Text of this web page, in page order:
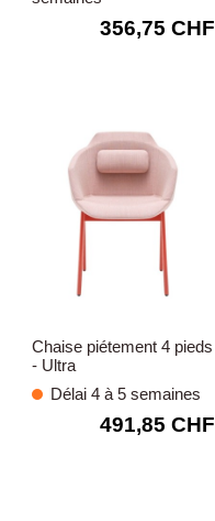
356,75 CHF
Chaise piétement 4 pieds
- Ultra
Délai 4 à 5 semaines
491,85 CHF